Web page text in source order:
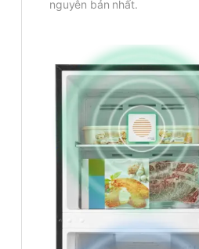
nguyên bản nhất.